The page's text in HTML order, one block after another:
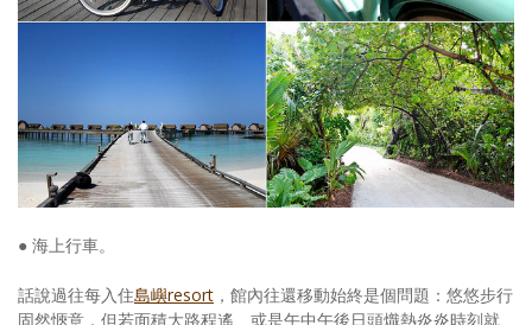
● 海上行車。
話說過往每入住島嶼resort ，館內往還移動始終是個問題：悠悠步行
固然愜意，但若面積大路程遙、或是午中午後日頭熾熱炎炎時刻就